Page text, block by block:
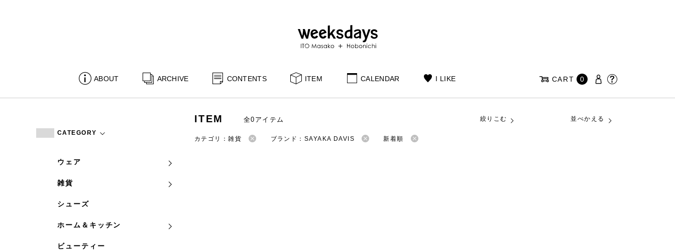
ABOUT ARCHIVE CONTENTS ITEM CALENDAR I LIKE CART 0
CATEGORY
ウェア
雑貨
シューズ
ホーム＆キッチン
ビューティー
ITEM 全0アイテム 絞りこむ 並べかえる
カテゴリ：雑貨 ブランド：SAYAKA DAVIS 新着順